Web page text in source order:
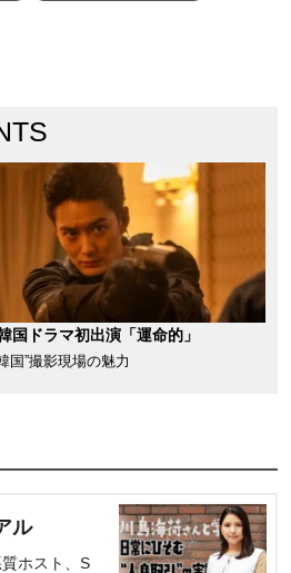
国ドラマ初出演「運命的」
国”撮影現場の魅力
ル
ホスト、S